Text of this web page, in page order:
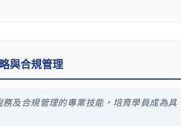
與合規管理
及合規管理的專業技能，培育學員成為具